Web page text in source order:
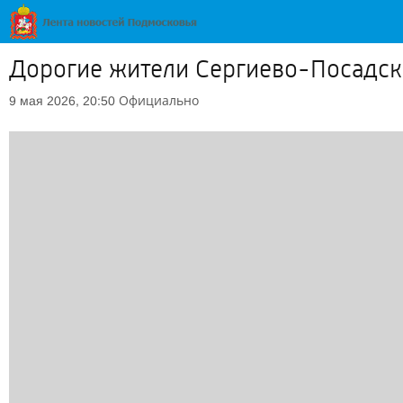
Дорогие жители Сергиево-
9 мая 2026, 20:50 Официально